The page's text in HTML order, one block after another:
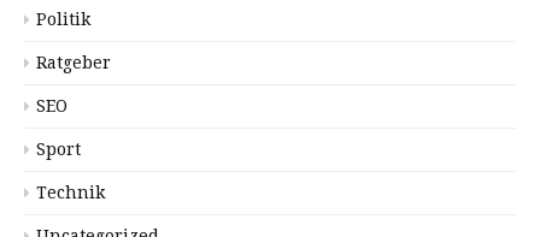
Politik
Ratgeber
SEO
Sport
Technik